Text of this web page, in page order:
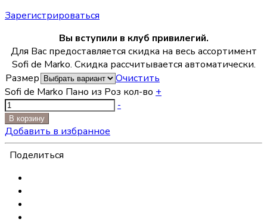
Зарегистрироваться
Вы вступили в клуб привилегий.
Для Вас предоставляется скидка на весь ассортимент
Sofi de Marko. Скидка рассчитывается автоматически.
Размер
Очистить
Sofi de Marko Пано из Роз кол-во +
-
В корзину
Добавить в избранное
Поделиться